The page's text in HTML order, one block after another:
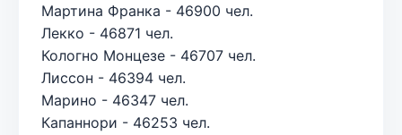
Мартина Франка - 46900 чел.
Лекко - 46871 чел.
Кологно Монцезе - 46707 чел.
Лиссон - 46394 чел.
Марино - 46347 чел.
Капаннори - 46253 чел.